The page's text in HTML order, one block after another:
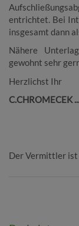
entrichtet. Bei
insgesamt dann
Nähere
gewohnt sehr
Herzlichst Ihr
C.CHROMECEK
Der Vermittler